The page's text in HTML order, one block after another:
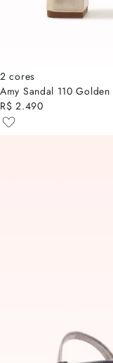
2 cores
Amy Sandal 110 Golden
R$ 2.490